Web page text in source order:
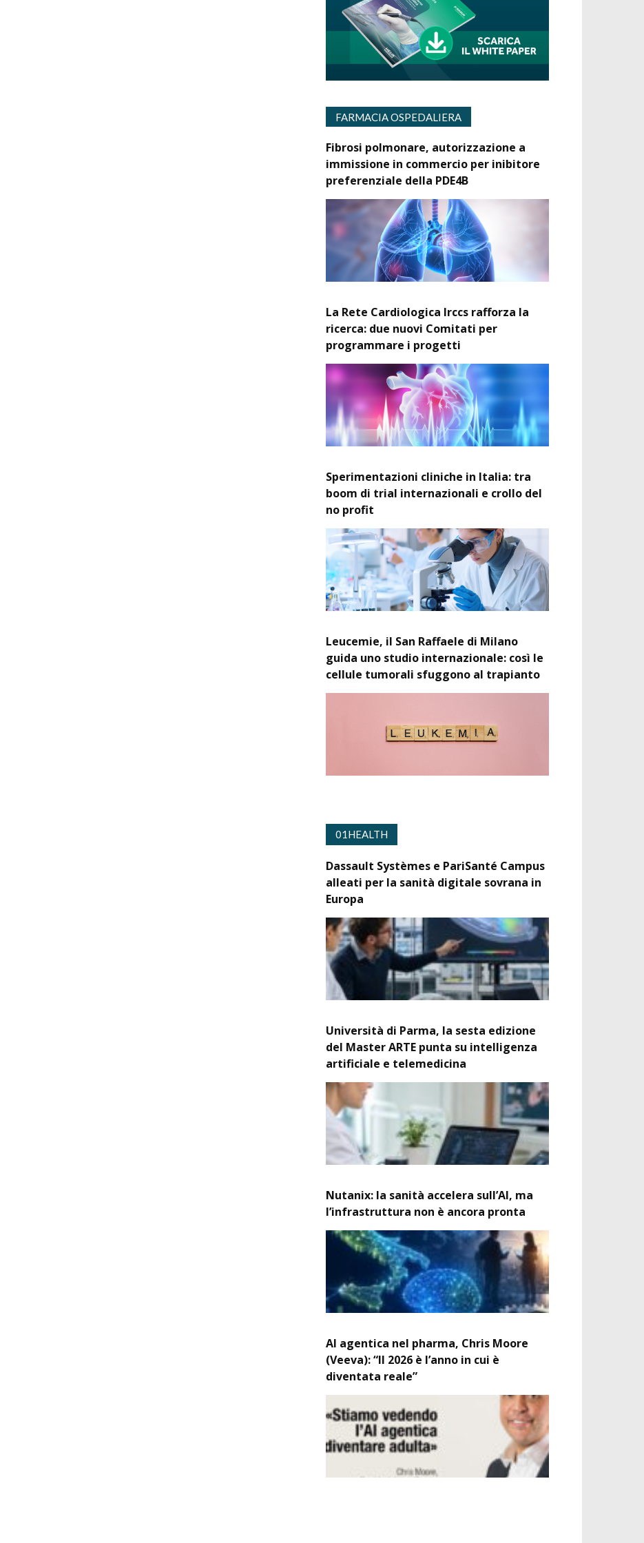
FARMACIA OSPEDALIERA
Fibrosi polmonare, autorizzazione a
immissione in commercio per inibitore
preferenziale della PDE4B
La Rete Cardiologica Irccs rafforza la
ricerca: due nuovi Comitati per
programmare i progetti
Sperimentazioni cliniche in Italia: tra
boom di trial internazionali e crollo del
no profit
Leucemie, il San Raffaele di Milano
guida uno studio internazionale: così le
cellule tumorali sfuggono al trapianto
01HEALTH
Dassault Systèmes e PariSanté Campus
alleati per la sanità digitale sovrana in
Europa
Università di Parma, la sesta edizione
del Master ARTE punta su intelligenza
artificiale e telemedicina
Nutanix: la sanità accelera sull’AI, ma
l’infrastruttura non è ancora pronta
AI agentica nel pharma, Chris Moore
(Veeva): “Il 2026 è l’anno in cui è
diventata reale”